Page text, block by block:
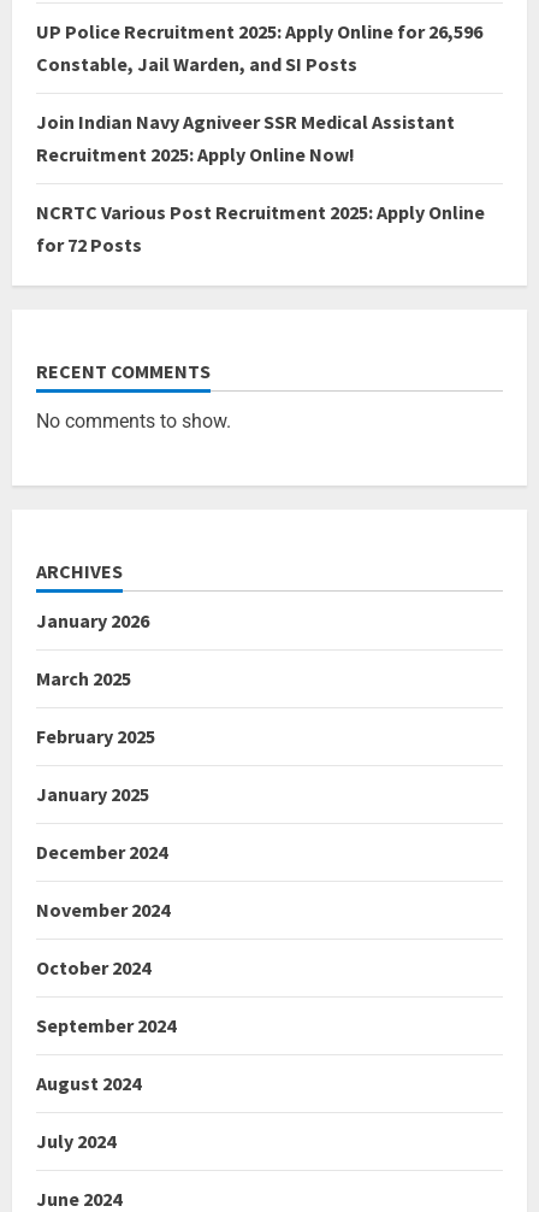
UP Police Recruitment 2025: Apply Online for 26,596
Constable, Jail Warden, and SI Posts
Join Indian Navy Agniveer SSR Medical Assistant
Recruitment 2025: Apply Online Now!
NCRTC Various Post Recruitment 2025: Apply Online
for 72 Posts
RECENT COMMENTS
No comments to show.
ARCHIVES
January 2026
March 2025
February 2025
January 2025
December 2024
November 2024
October 2024
September 2024
August 2024
July 2024
June 2024